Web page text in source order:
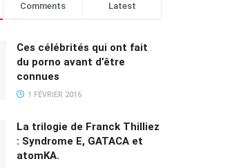
Comments Latest
Ces célébrités qui ont fait
du porno avant d’être
connues
1 FÉVRIER 2016
La trilogie de Franck Thilliez
: Syndrome E, GATACA et
atomKA.